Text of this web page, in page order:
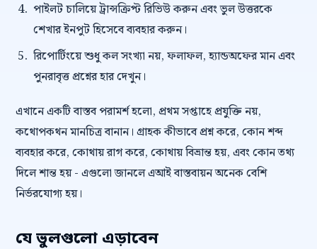
পাইলট চালিয়ে ট্রান্সক্রিপ্ট রিভিউ করুন এবং ভুল উত্তরকে
শেখার ইনপুট হিসেবে ব্যবহার করুন।
রিপোর্টিংয়ে শুধু কল সংখ্যা নয়, ফলাফল, হ্যান্ডঅফের মান এবং
পুনরাবৃত্ত প্রশ্নের হার দেখুন।
এখানে একটি বাস্তব পরামর্শ হলো, প্রথম সপ্তাহে প্রযুক্তি নয়,
কথোপকথন মানচিত্র বানান। গ্রাহক কীভাবে প্রশ্ন করে, কোন শব্দ
ব্যবহার করে, কোথায় রাগ করে, কোথায় বিভ্রান্ত হয়, এবং কোন তথ্য
দিলে শান্ত হয় - এগুলো জানলে এআই বাস্তবায়ন অনেক বেশি
নির্ভরযোগ্য হয়।
যে ভুলগুলো এড়াবেন